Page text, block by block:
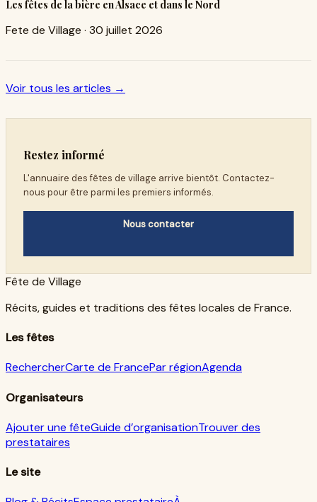
Les fêtes de la bière en Alsace et dans le Nord
Fete de Village · 30 juillet 2026
Voir tous les articles →
Restez informé
L'annuaire des fêtes de village arrive bientôt. Contactez-
nous pour être parmi les premiers informés.
Nous contacter
Fête de Village
Récits, guides et traditions des fêtes locales de France.
Les fêtes
RechercherCarte de FrancePar régionAgenda
Organisateurs
Ajouter une fêteGuide d’organisationTrouver des
prestataires
Le site